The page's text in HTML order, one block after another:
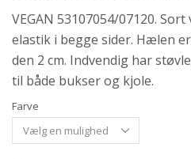
VEGAN 53107054/07120.
elastik i begge sider. Hælen
den 2 cm. Indvendig har
til både bukser og kjole.
Farve